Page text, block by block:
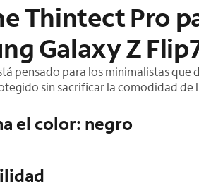
Thintect Pro
Galaxy Z
pensado para los minimalistas que
sin sacrificar la comodidad de
Pro está fabricado con policarbonato
ultraliviano que no aporta
los botones quedan accesibles y el
al tacto muy similar a la del
delgado de tu teléfono con
el color: negro